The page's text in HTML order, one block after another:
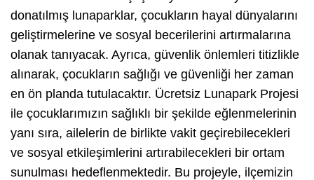
donatılmış lunaparklar, çocukların hayal dünyalarını
geliştirmelerine ve sosyal becerilerini artırmalarına
olanak tanıyacak. Ayrıca, güvenlik önlemleri titizlikle
alınarak, çocukların sağlığı ve güvenliği her zaman
en ön planda tutulacaktır. Ücretsiz Lunapark Projesi
ile çocuklarımızın sağlıklı bir şekilde eğlenmelerinin
yanı sıra, ailelerin de birlikte vakit geçirebilecekleri
ve sosyal etkileşimlerini artırabilecekleri bir ortam
sunulması hedeflenmektedir. Bu projeyle, ilçemizin